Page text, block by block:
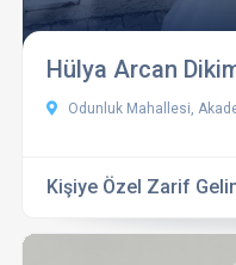
Hülya Arcan
Odunluk Mahallesi,
Kişiye Özel Zarif